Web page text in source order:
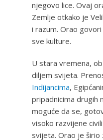
njegovo lice. Ovaj
Zemlje otkako je
i razum. Orao
sve kulture.
U stara vremena,
diljem svijeta.
Indijancima,
pripadnicima drugih
moguće da se,
visoko razvijene
svijeta. Orao je širio